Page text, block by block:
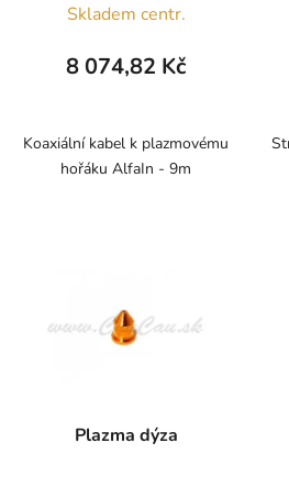
Skladem centr.
8 074,82 Kč
Koaxiální kabel k plazmovému
hořáku AlfaIn - 9m
Plazma dýza